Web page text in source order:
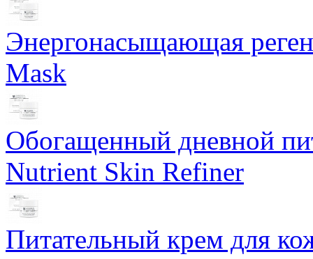
Энергонасыщающая
Mask
Обогащенный дневной
Nutrient Skin Refiner
Питательный крем для